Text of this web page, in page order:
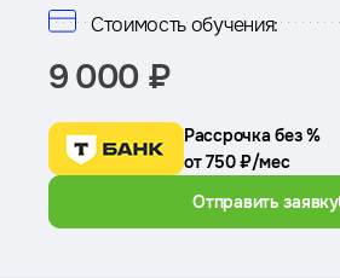
Стоимость обучения:
9 000 ₽
Рассрочка без %
от 750 ₽/мес
Отправить заявку